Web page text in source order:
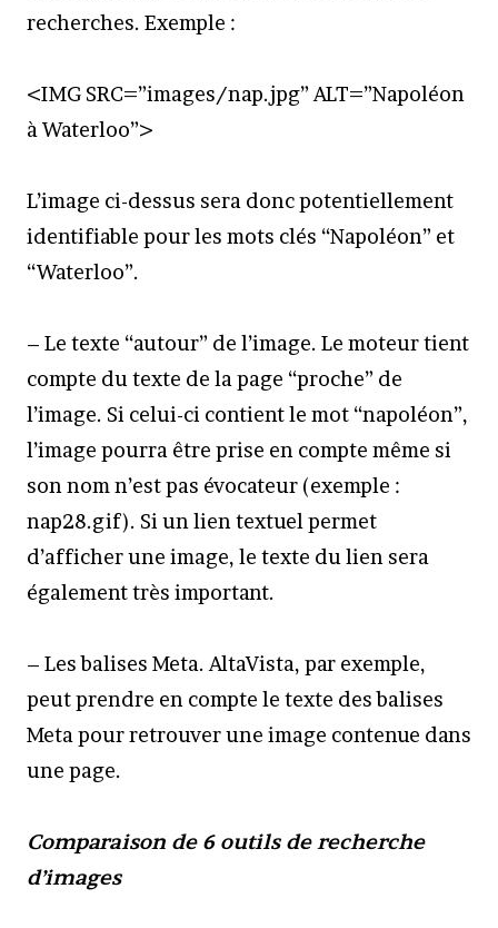
recherches. Exemple :
<IMG SRC=”images/nap.jpg” ALT=”Napoléon
à Waterloo”>
L’image ci-dessus sera donc potentiellement
identifiable pour les mots clés “Napoléon” et
“Waterloo”.
– Le texte “autour” de l’image. Le moteur tient
compte du texte de la page “proche” de
l’image. Si celui-ci contient le mot “napoléon”,
l’image pourra être prise en compte même si
son nom n’est pas évocateur (exemple :
nap28.gif). Si un lien textuel permet
d’afficher une image, le texte du lien sera
également très important.
– Les balises Meta. AltaVista, par exemple,
peut prendre en compte le texte des balises
Meta pour retrouver une image contenue dans
une page.
Comparaison de 6 outils de recherche
d’images